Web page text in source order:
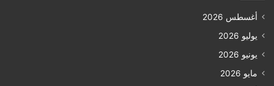
أغسطس 2026
يوليو 2026
يونيو 2026
مايو 2026